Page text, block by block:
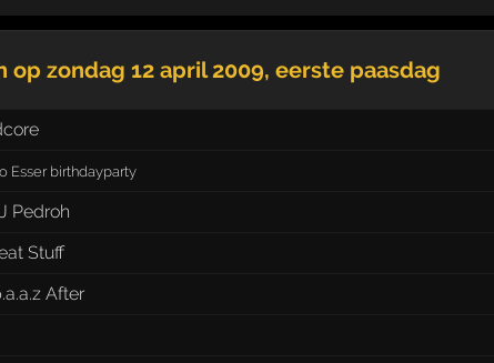
op zondag 12 april 2009, eerste paasdag
Esser birthdayparty
Pedroh
Stuff
After